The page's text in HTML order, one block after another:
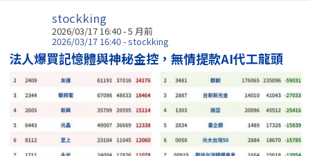
stockking
2026/03/17 16:40 - 5 月前
2026/03/17 16:40 - stockking
法人爆買記憶體與神秘金控，無情提款AI代工龍頭